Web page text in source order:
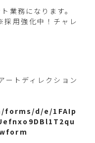
業務になります。
用強化中！チャレ
トディレクション
d/e/1FAIp